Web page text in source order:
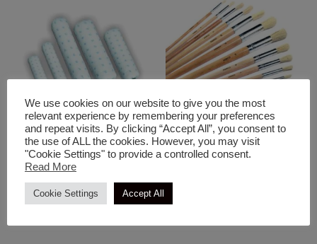
Πινέλα-Ρολά
Ρολάκια Microstar
Πινέλα-Ρολά
Πινέλα Ρίγας Ζωγραφικής
We use cookies on our website to give you the most
relevant experience by remembering your preferences
and repeat visits. By clicking “Accept All”, you consent to
the use of ALL the cookies. However, you may visit
"Cookie Settings" to provide a controlled consent.
Read More
Cookie Settings Accept All